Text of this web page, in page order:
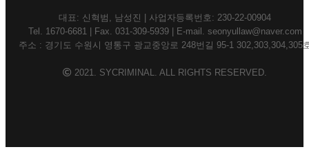
대표: 신혁범, 남성진 | 사업자등록번호: 230-22-00904
Tel. 1670-6681 | Fax. 031-309-5939 | E-mail. seonyullaw@naver.com
주소 : 경기도 수원시 영통구 광교중앙로 248번길 95-1 302,303,304,305
2021. SYCRIMINAL. ALL RIGHTS RESERVED.